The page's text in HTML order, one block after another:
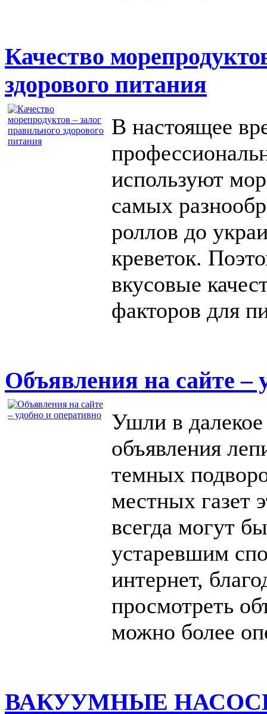
Качество
здорового питания
В настоящее
используют
самых
роллов до
креветок.
вкусовые
факторов для
Объявления на сайте –
Ушли в
объявления
темных
местных газет
всегда могут
устаревшим
интернет,
просмотреть
можно более
ВАКУУМНЫЕ НАСОСЫ